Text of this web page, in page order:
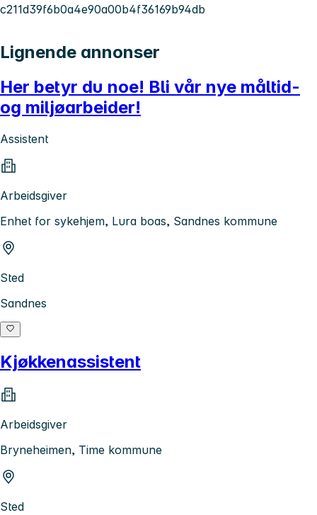
c211d39f6b0a4e90a00b4f36169b94db
Lignende annonser
Her betyr du noe! Bli vår nye måltid-
og miljøarbeider!
Assistent
Arbeidsgiver
Enhet for sykehjem, Lura boas, Sandnes kommune
Sted
Sandnes
Kjøkkenassistent
Arbeidsgiver
Bryneheimen, Time kommune
Sted